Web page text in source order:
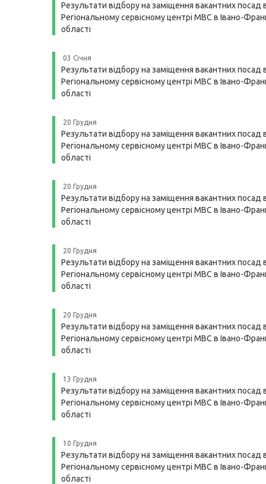
Результати відбору на заміщення вакантних посад
Регіональному сервісному центрі МВС в Івано-
області
03 Січня
Результати відбору на заміщення вакантних посад
Регіональному сервісному центрі МВС в Івано-
області
20 Грудня
Результати відбору на заміщення вакантних посад
Регіональному сервісному центрі МВС в Івано-
області
20 Грудня
Результати відбору на заміщення вакантних посад
Регіональному сервісному центрі МВС в Івано-
області
20 Грудня
Результати відбору на заміщення вакантних посад
Регіональному сервісному центрі МВС в Івано-
області
20 Грудня
Результати відбору на заміщення вакантних посад
Регіональному сервісному центрі МВС в Івано-
області
13 Грудня
Результати відбору на заміщення вакантних посад
Регіональному сервісному центрі МВС в Івано-
області
10 Грудня
Результати відбору на заміщення вакантних посад
Регіональному сервісному центрі МВС в Івано-
області